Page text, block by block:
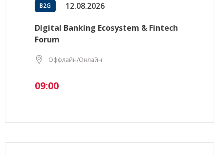
B2G 12.08.2026
Digital Banking Ecosystem & Fintech
Forum
Оффлайн/Онлайн
09:00